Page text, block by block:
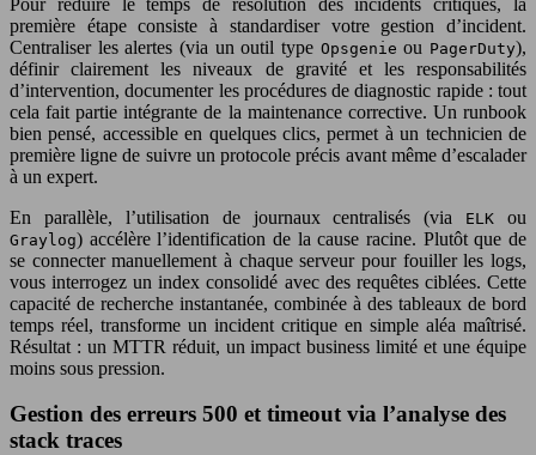
première étape consiste à standardiser votre gestion d’incident.
Centraliser les alertes (via un outil type Opsgenie ou PagerDuty),
définir clairement les niveaux de gravité et les responsabilités
d’intervention, documenter les procédures de diagnostic rapide : tout
cela fait partie intégrante de la maintenance corrective. Un runbook
bien pensé, accessible en quelques clics, permet à un technicien de
première ligne de suivre un protocole précis avant même d’escalader
à un expert.
En parallèle, l’utilisation de journaux centralisés (via
ELK ou
Graylog) accélère l’identification de la cause racine. Plutôt que de
se connecter manuellement à chaque serveur pour fouiller les logs,
vous interrogez un index consolidé avec des requêtes ciblées. Cette
capacité de recherche instantanée, combinée à des tableaux de bord
temps réel, transforme un incident critique en simple aléa maîtrisé.
Résultat : un MTTR réduit, un impact business limité et une équipe
moins sous pression.
Gestion des erreurs 500 et timeout via l’analyse des
stack traces